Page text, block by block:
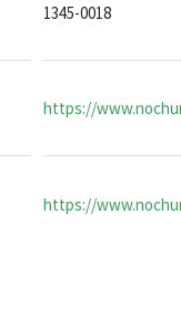
1345-0018
https://
https://